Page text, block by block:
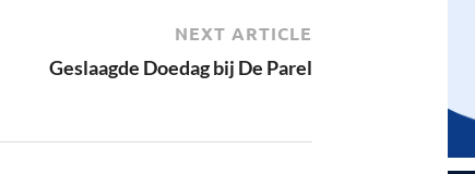
NEXT ARTICLE
Geslaagde Doedag bij De Parel